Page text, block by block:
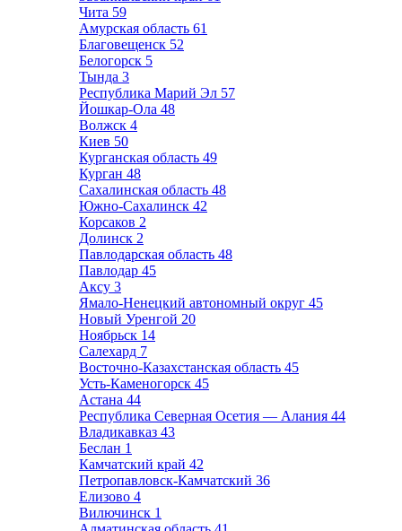
Чита 59
Амурская область 61
Благовещенск 52
Белогорск 5
Тында 3
Республика Марий Эл 57
Йошкар-Ола 48
Волжск 4
Киев 50
Курганская область 49
Курган 48
Сахалинская область 48
Южно-Сахалинск 42
Корсаков 2
Долинск 2
Павлодарская область 48
Павлодар 45
Аксу 3
Ямало-Ненецкий автономный округ 45
Новый Уренгой 20
Ноябрьск 14
Салехард 7
Восточно-Казахстанская область 45
Усть-Каменогорск 45
Астана 44
Республика Северная Осетия — Алания 44
Владикавказ 43
Беслан 1
Камчатский край 42
Петропавловск-Камчатский 36
Елизово 4
Вилючинск 1